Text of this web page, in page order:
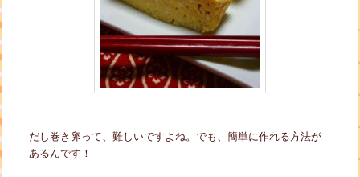
だし巻き卵って、難しいですよね。でも、簡単に作れる方法が
あるんです！